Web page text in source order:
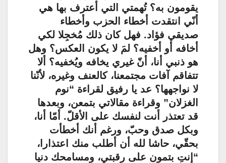
يقومون به؟ تُهمتي التي أعترف بها هي
أنّي انتقدت أخطاء الحزب وأخطاء
صديقي فؤاد. فهل كان ذلك مُخجِلا لكي
أخافه أو أخفيه؟ لمَ لا يكون العكس؟ وهل
هو ذنبي أنا، أنّ غيري يخافه ويُخفيه؟ ألا
تتفاقم آفات مجتمعنا، كالعنف وغيره، لأنّنا
لا نواجهها؟ عد يا رفيق لقراءة “نوم
الغزلان” وقراءة مقالاتي بتمعن، وبعدها
قد تعتذر أنت لنفسك على الأقلّ. أمّا أنا،
وبكل صدق وحبّ، ورغم أنك أخطأت
بحقّي، حاشا لله أن أطلب منك اعتذارا،
“إنتِ بتمون على رقبتي، ومسامحك دنيا